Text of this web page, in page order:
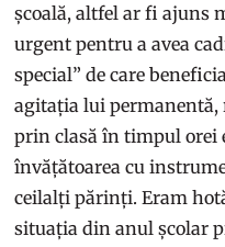
școală, altfel ar fi ajuns
urgent pentru a avea
special” de care
agitația lui
prin clasă în timpul orei
învățătoarea cu
ceilalți părinți. Eram
situația din anul școlar